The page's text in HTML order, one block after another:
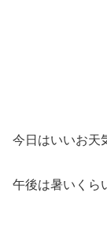
今日はいいお天
午後は暑いくら